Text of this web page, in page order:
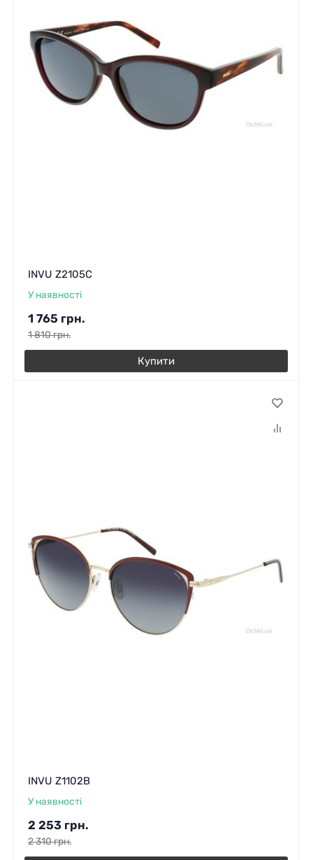
INVU Z2105C
У наявності
1 765 грн.
1 810грн.
Купити
INVU Z1102B
У наявності
2 253 грн.
2 310грн.